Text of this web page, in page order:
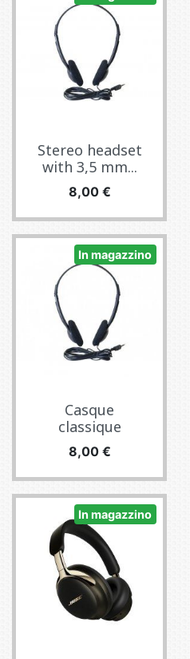
Stereo headset
with 3,5 mm...
Prezzo
8,00 €
In magazzino
Casque
classique
Prezzo
8,00 €
In magazzino